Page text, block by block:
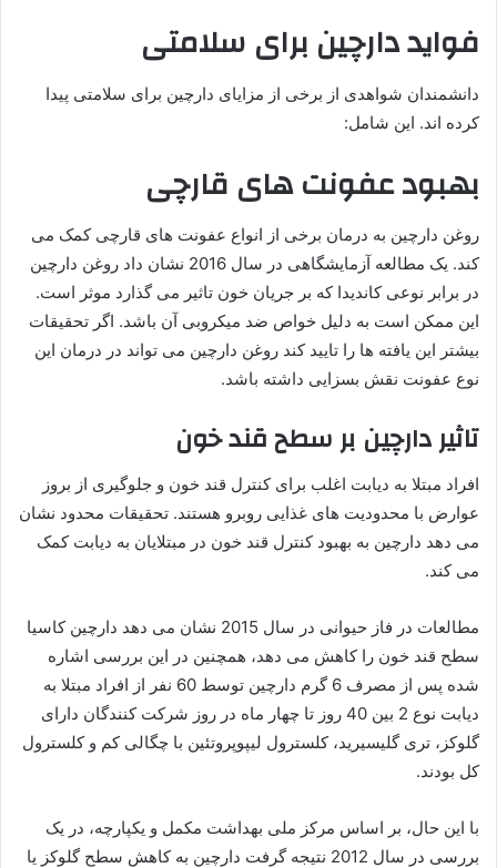
فواید دارچین برای سلامتی
دانشمندان شواهدی از برخی از مزایای دارچین برای سلامتی پیدا
کرده اند. این شامل:
بهبود عفونت های قارچی
روغن دارچین به درمان برخی از انواع عفونت های قارچی کمک می
کند. یک مطالعه آزمایشگاهی در سال 2016 نشان داد روغن دارچین
در برابر نوعی کاندیدا که بر جریان خون تاثیر می گذارد موثر است.
این ممکن است به دلیل خواص ضد میکروبی آن باشد. اگر تحقیقات
بیشتر این یافته ها را تایید کند روغن دارچین می تواند در درمان این
نوع عفونت نقش بسزایی داشته باشد.
تاثیر دارچین بر سطح قند خون
افراد مبتلا به دیابت اغلب برای کنترل قند خون و جلوگیری از بروز
عوارض با محدودیت های غذایی روبرو هستند. تحقیقات محدود نشان
می دهد دارچین به بهبود کنترل قند خون در مبتلایان به دیابت کمک
می کند.
مطالعات در فاز حیوانی در سال 2015 نشان می دهد دارچین کاسیا
سطح قند خون را کاهش می دهد، همچنین در این بررسی اشاره
شده پس از مصرف 6 گرم دارچین توسط 60 نفر از افراد مبتلا به
دیابت نوع 2 بین 40 روز تا چهار ماه در روز شرکت کنندگان دارای
گلوکز، تری گلیسیرید، کلسترول لیپوپروتئین با چگالی کم و کلسترول
کل بودند.
با این حال، بر اساس مرکز ملی بهداشت مکمل و یکپارچه، در یک
بررسی در سال 2012 نتیجه گرفت دارچین به کاهش سطح گلوکز یا